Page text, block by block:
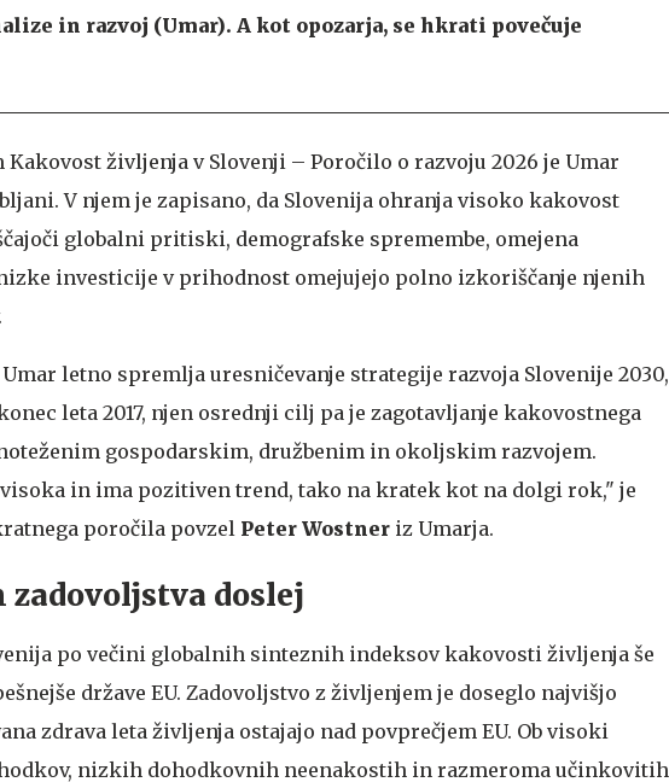
in razvoj (Umar). A kot opozarja, se hkrati povečuje
življenja v Slovenji – Poročilo o razvoju 2026 je Umar
V njem je zapisano, da Slovenija ohranja visoko kakovost
globalni pritiski, demografske spremembe, omejena
investicije v prihodnost omejujejo polno izkoriščanje njenih
letno spremlja uresničevanje strategije razvoja Slovenije 2030,
leta 2017, njen osrednji cilj pa je zagotavljanje kakovostnega
gospodarskim, družbenim in okoljskim razvojem.
in ima pozitiven trend, tako na kratek kot na dolgi rok," je
poročila povzel Peter Wostner iz Umarja.
zadovoljstva doslej
po večini globalnih sinteznih indeksov kakovosti življenja še
države EU. Zadovoljstvo z življenjem je doseglo najvišjo
zdrava leta življenja ostajajo nad povprečjem EU. Ob visoki
nizkih dohodkovnih neenakostih in razmeroma učinkovitih